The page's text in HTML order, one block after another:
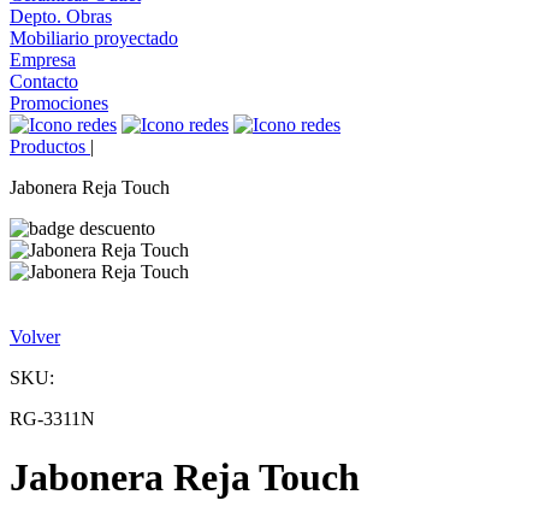
Depto. Obras
Mobiliario proyectado
Empresa
Contacto
Promociones
Productos |
Jabonera Reja Touch
Volver
SKU:
RG-3311N
Jabonera Reja Touch